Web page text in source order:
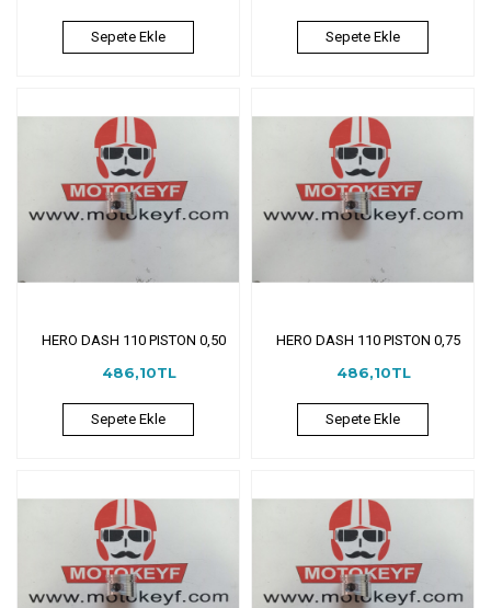
Sepete Ekle Sepete Ekle
HERO DASH 110 PISTON 0,50
486,10TL
Sepete Ekle
HERO DASH 110 PISTON 0,75
486,10TL
Sepete Ekle